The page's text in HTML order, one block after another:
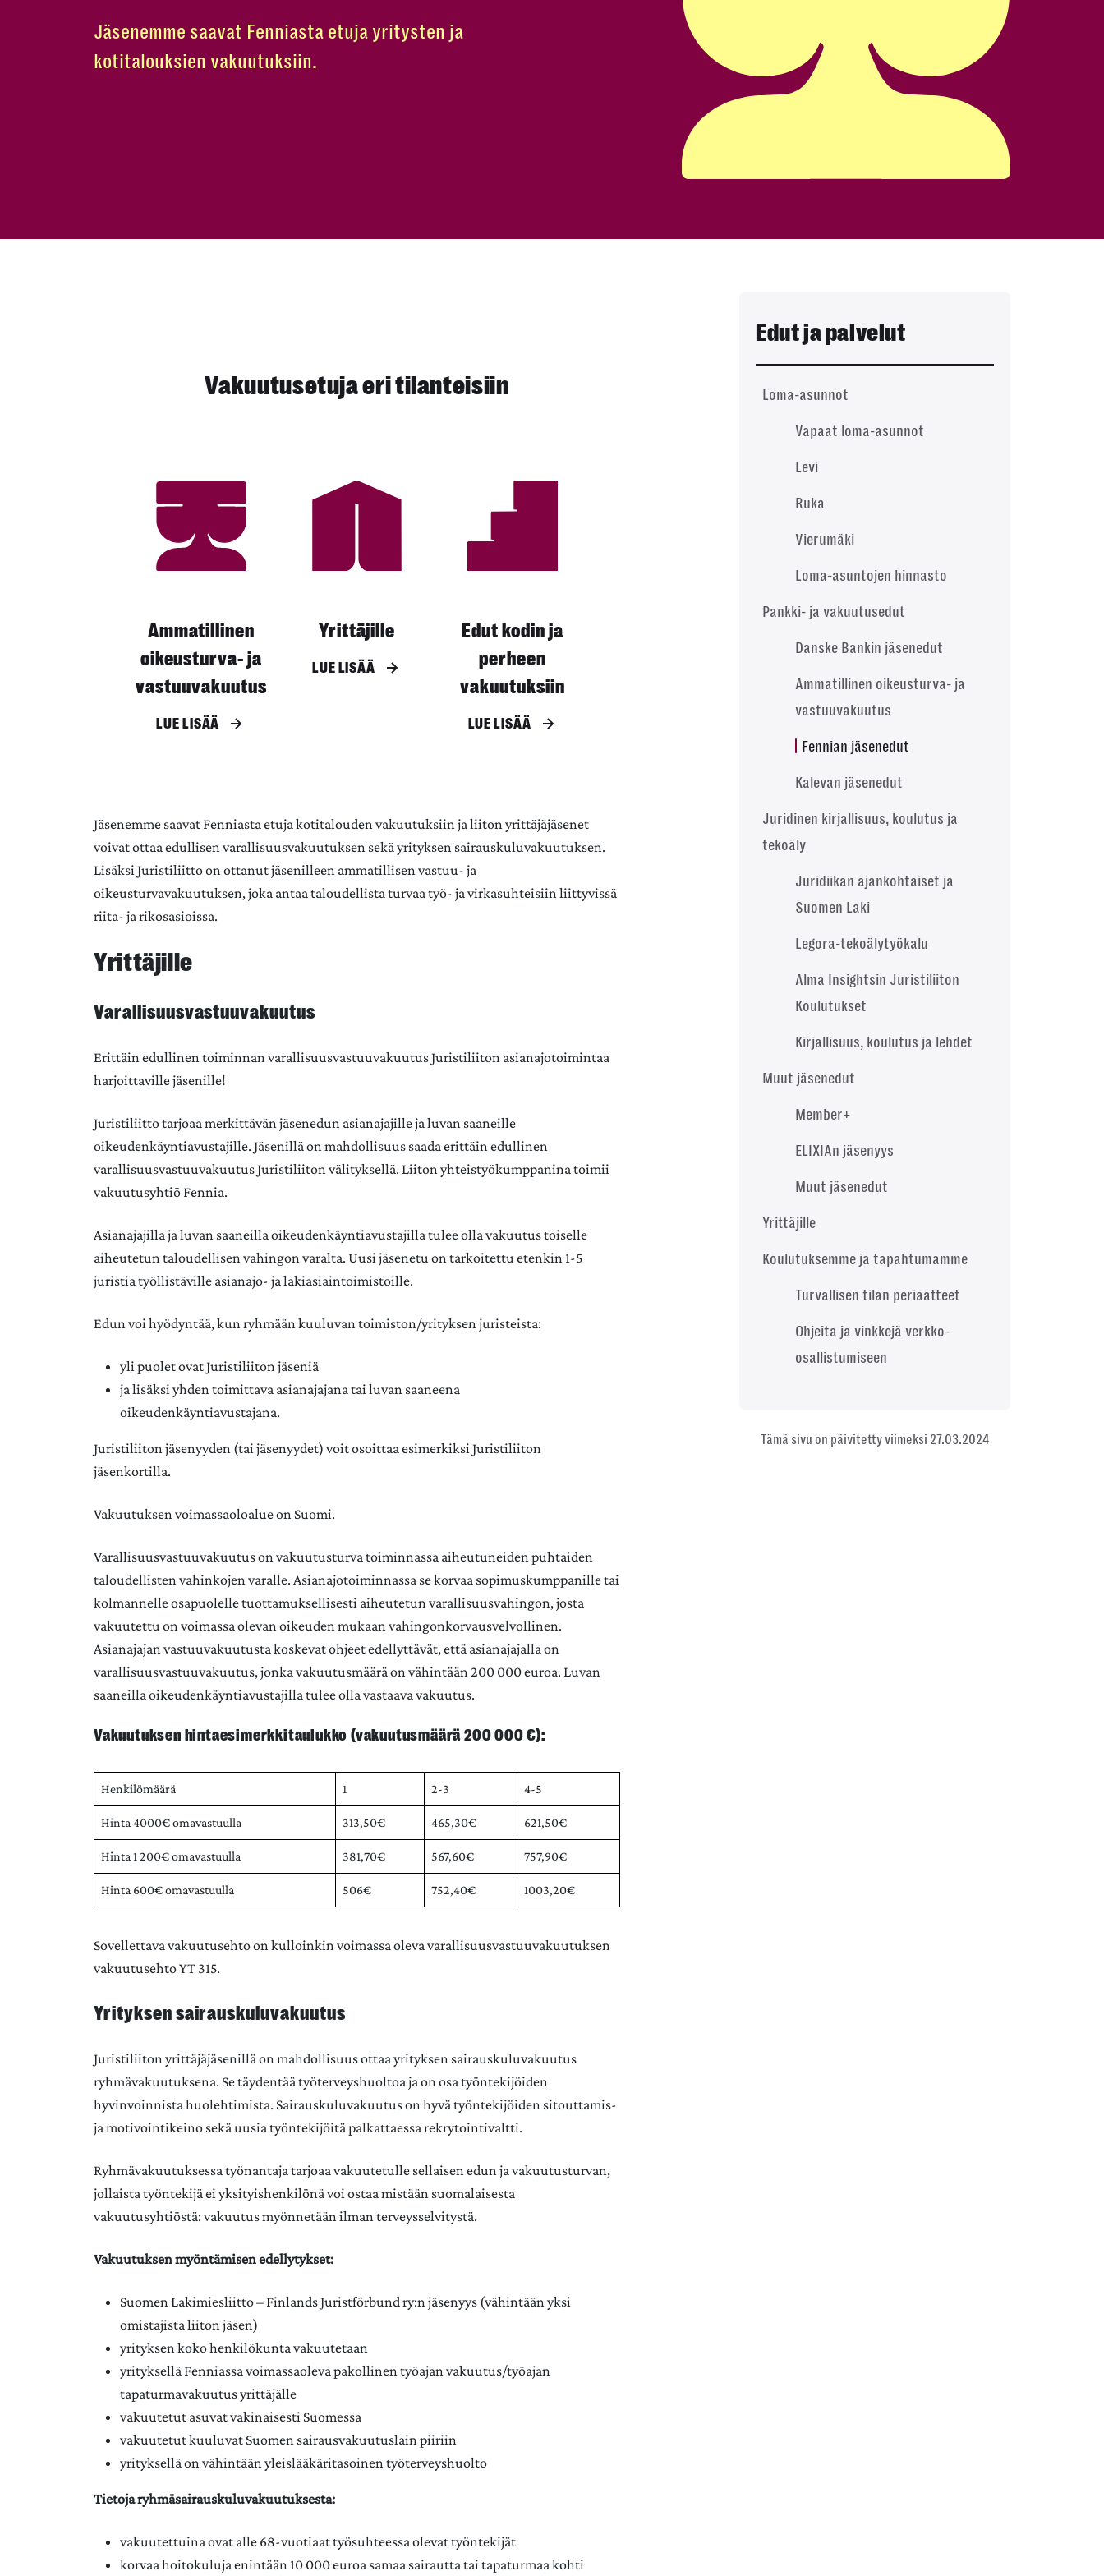
Jäsenemme saavat Fenniasta etuja yritysten ja
kotitalouksien vakuutuksiin.
Vakuutusetuja eri tilanteisiin
Ammatillinen
oikeusturva- ja
vastuuvakuutus
LUE LISÄÄ
Yrittäjille
LUE LISÄÄ
Edut kodin ja
perheen
vakuutuksiin
LUE LISÄÄ
Jäsenemme saavat Fenniasta etuja kotitalouden vakuutuksiin ja liiton yrittäjäjäsenet
voivat ottaa edullisen varallisuusvakuutuksen sekä yrityksen sairauskuluvakuutuksen.
Lisäksi Juristiliitto on ottanut jäsenilleen ammatillisen vastuu- ja
oikeusturvavakuutuksen, joka antaa taloudellista turvaa työ- ja virkasuhteisiin liittyvissä
riita- ja rikosasioissa.
Yrittäjille
Varallisuusvastuuvakuutus
Erittäin edullinen toiminnan varallisuusvastuuvakuutus Juristiliiton asianajotoimintaa
harjoittaville jäsenille!
Juristiliitto tarjoaa merkittävän jäsenedun asianajajille ja luvan saaneille
oikeudenkäyntiavustajille. Jäsenillä on mahdollisuus saada erittäin edullinen
varallisuusvastuuvakuutus Juristiliiton välityksellä. Liiton yhteistyökumppanina toimii
vakuutusyhtiö Fennia.
Asianajajilla ja luvan saaneilla oikeudenkäyntiavustajilla tulee olla vakuutus toiselle
aiheutetun taloudellisen vahingon varalta. Uusi jäsenetu on tarkoitettu etenkin 1-5
juristia työllistäville asianajo- ja lakiasiaintoimistoille.
Edun voi hyödyntää, kun ryhmään kuuluvan toimiston/yrityksen juristeista:
yli puolet ovat Juristiliiton jäseniä
ja lisäksi yhden toimittava asianajajana tai luvan saaneena
oikeudenkäyntiavustajana.
Juristiliiton jäsenyyden (tai jäsenyydet) voit osoittaa esimerkiksi Juristiliiton
jäsenkortilla.
Vakuutuksen voimassaoloalue on Suomi.
Varallisuusvastuuvakuutus on vakuutusturva toiminnassa aiheutuneiden puhtaiden
taloudellisten vahinkojen varalle. Asianajotoiminnassa se korvaa sopimuskumppanille tai
kolmannelle osapuolelle tuottamuksellisesti aiheutetun varallisuusvahingon, josta
vakuutettu on voimassa olevan oikeuden mukaan vahingonkorvausvelvollinen.
Asianajajan vastuuvakuutusta koskevat ohjeet edellyttävät, että asianajajalla on
varallisuusvastuuvakuutus, jonka vakuutusmäärä on vähintään 200 000 euroa. Luvan
saaneilla oikeudenkäyntiavustajilla tulee olla vastaava vakuutus.
Vakuutuksen hintaesimerkkitaulukko (vakuutusmäärä 200 000 €):
Henkilömäärä 1 2-3 4-5
Hinta 4000€ omavastuulla 313,50€ 465,30€ 621,50€
Hinta 1 200€ omavastuulla 381,70€ 567,60€ 757,90€
Hinta 600€ omavastuulla 506€ 752,40€ 1003,20€
Sovellettava vakuutusehto on kulloinkin voimassa oleva varallisuusvastuuvakuutuksen
vakuutusehto YT 315.
Yrityksen sairauskuluvakuutus
Juristiliiton yrittäjäjäsenillä on mahdollisuus ottaa yrityksen sairauskuluvakuutus
ryhmävakuutuksena. Se täydentää työterveyshuoltoa ja on osa työntekijöiden
hyvinvoinnista huolehtimista. Sairauskuluvakuutus on hyvä työntekijöiden sitouttamis-
ja motivointikeino sekä uusia työntekijöitä palkattaessa rekrytointivaltti.
Ryhmävakuutuksessa työnantaja tarjoaa vakuutetulle sellaisen edun ja vakuutusturvan,
jollaista työntekijä ei yksityishenkilönä voi ostaa mistään suomalaisesta
vakuutusyhtiöstä: vakuutus myönnetään ilman terveysselvitystä.
Vakuutuksen myöntämisen edellytykset:
Suomen Lakimiesliitto – Finlands Juristförbund ry:n jäsenyys (vähintään yksi
omistajista liiton jäsen)
yrityksen koko henkilökunta vakuutetaan
yrityksellä Fenniassa voimassaoleva pakollinen työajan vakuutus/työajan
tapaturmavakuutus yrittäjälle
vakuutetut asuvat vakinaisesti Suomessa
vakuutetut kuuluvat Suomen sairausvakuutuslain piiriin
yrityksellä on vähintään yleislääkäritasoinen työterveyshuolto
Tietoja ryhmäsairauskuluvakuutuksesta:
vakuutettuina ovat alle 68-vuotiaat työsuhteessa olevat työntekijät
korvaa hoitokuluja enintään 10 000 euroa samaa sairautta tai tapaturmaa kohti
Edut ja palvelut
Loma-asunnot
Vapaat loma-asunnot
Levi
Ruka
Vierumäki
Loma-asuntojen hinnasto
Pankki- ja vakuutusedut
Danske Bankin jäsenedut
Ammatillinen oikeusturva- ja
vastuuvakuutus
Fennian jäsenedut
Kalevan jäsenedut
Juridinen kirjallisuus, koulutus ja
tekoäly
Juridiikan ajankohtaiset ja
Suomen Laki
Legora-tekoälytyökalu
Alma Insightsin Juristiliiton
Koulutukset
Kirjallisuus, koulutus ja lehdet
Muut jäsenedut
Member+
ELIXIAn jäsenyys
Muut jäsenedut
Yrittäjille
Koulutuksemme ja tapahtumamme
Turvallisen tilan periaatteet
Ohjeita ja vinkkejä verkko-
osallistumiseen
Tämä sivu on päivitetty viimeksi 27.03.2024